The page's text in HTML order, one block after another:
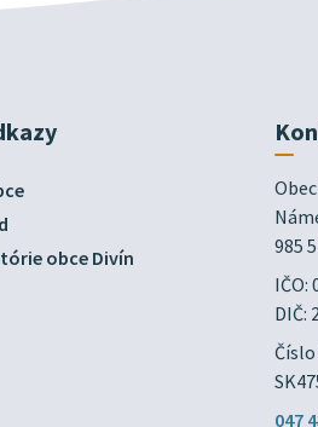
obce Divín
985
IČO:
DIČ:
047